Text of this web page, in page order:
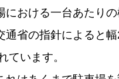
における一台あたり
通省の指針によると
ています。